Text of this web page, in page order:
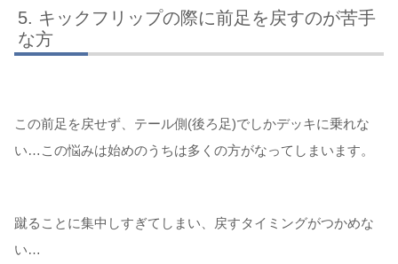
キックフリップの際に前足を戻すのが苦手
な方
この前足を戻せず、テール側(後ろ足)でしかデッキに乗れな
い…この悩みは始めのうちは多くの方がなってしまいます。
蹴ることに集中しすぎてしまい、戻すタイミングがつかめな
い…